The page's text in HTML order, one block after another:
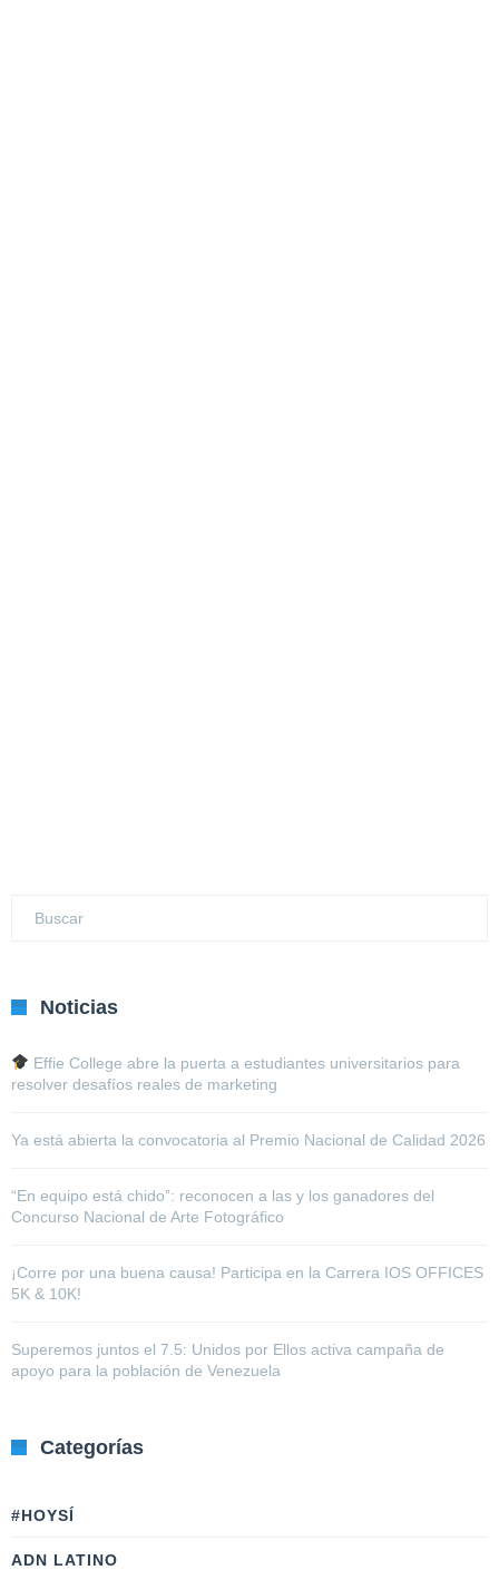
Noticias
Effie College abre la puerta a estudiantes universitarios para
resolver desafíos reales de marketing
Ya está abierta la convocatoria al Premio Nacional de Calidad 2026
“En equipo está chido”: reconocen a las y los ganadores del
Concurso Nacional de Arte Fotográfico
¡Corre por una buena causa! Participa en la Carrera IOS OFFICES
5K & 10K!
Superemos juntos el 7.5: Unidos por Ellos activa campaña de
apoyo para la población de Venezuela
Categorías
#HOYSÍ
ADN LATINO